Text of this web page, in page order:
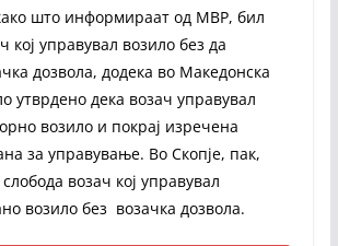
што информираат од МВР, бил
кој управувал возило без да
дозвола, додека во Македонска
утврдено дека возач управувал
возило и покрај изречена
за управување. Во Скопје, пак,
возач кој управувал
возило без возачка дозвола.